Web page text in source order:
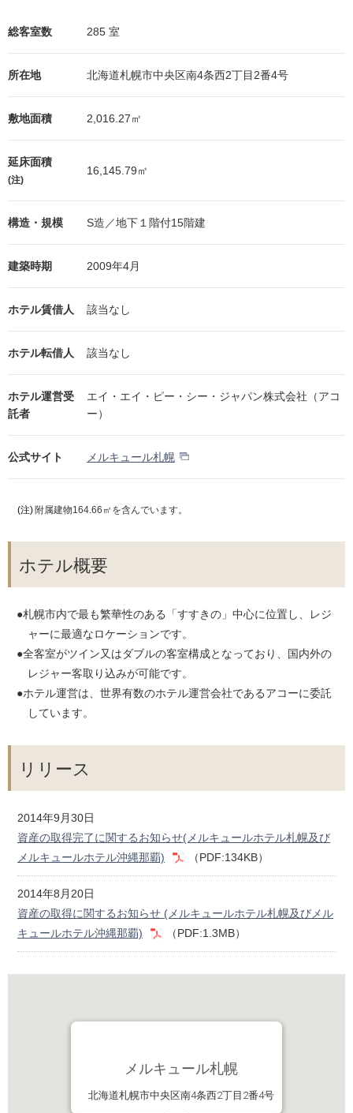
総客室数 285 室
所在地 北海道札幌市中央区南4条西2丁目2番4号
敷地面積 2,016.27㎡
延床面積
(注)
16,145.79㎡
構造・規模 S造／地下１階付15階建
建築時期 2009年4月
ホテル賃借人 該当なし
ホテル転借人 該当なし
ホテル運営受
託者
エイ・エイ・ピー・シー・ジャパン株式会社（アコ
ー）
公式サイト メルキュール札幌
(注) 附属建物164.66㎡を含んでいます。
ホテル概要
●札幌市内で最も繁華性のある「すすきの」中心に位置し、レジ
ャーに最適なロケーションです。
●全客室がツイン又はダブルの客室構成となっており、国内外の
レジャー客取り込みが可能です。
●ホテル運営は、世界有数のホテル運営会社であるアコーに委託
しています。
リリース
2014年9月30日
資産の取得完了に関するお知らせ(メルキュールホテル札幌及び
メルキュールホテル沖縄那覇)
（PDF:134KB）
2014年8月20日
資産の取得に関するお知らせ (メルキュールホテル札幌及びメル
キュールホテル沖縄那覇)
（PDF:1.3MB）
メルキュール札幌
北海道札幌市中央区南4条西2丁目2番4号